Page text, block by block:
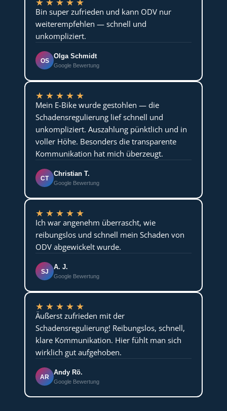
Bin super zufrieden und kann ODV nur
weiterempfehlen — schnell und
unkompliziert.
OS
Olga Schmidt
Google Bewertung
★ ★ ★ ★ ★
Mein E-Bike wurde gestohlen — die
Schadensregulierung lief schnell und
unkompliziert. Auszahlung pünktlich und in
voller Höhe. Besonders die transparente
Kommunikation hat mich überzeugt.
CT
Christian T.
Google Bewertung
★ ★ ★ ★ ★
Ich war angenehm überrascht, wie
reibungslos und schnell mein Schaden von
ODV abgewickelt wurde.
SJ
A. J.
Google Bewertung
★ ★ ★ ★ ★
Äußerst zufrieden mit der
Schadensregulierung! Reibungslos, schnell,
klare Kommunikation. Hier fühlt man sich
wirklich gut aufgehoben.
AR
Andy Rö.
Google Bewertung